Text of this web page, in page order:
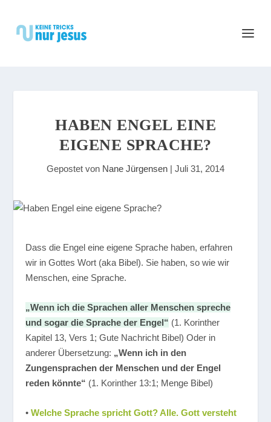
HABEN ENGEL EINE
EIGENE SPRACHE?
Gepostet von Nane Jürgensen | Juli 31, 2014
Dass die Engel eine eigene Sprache haben, erfahren
wir in Gottes Wort (aka Bibel). Sie haben, so wie wir
Menschen, eine Sprache.
„Wenn ich die Sprachen aller Menschen spreche
und sogar die Sprache der Engel“ (1. Korinther
Kapitel 13, Vers 1; Gute Nachricht Bibel) Oder in
anderer Übersetzung: „Wenn ich in den
Zungensprachen der Menschen und der Engel
reden könnte“ (1. Korinther 13:1; Menge Bibel)
•Welche Sprache spricht Gott? Alle. Gott versteht